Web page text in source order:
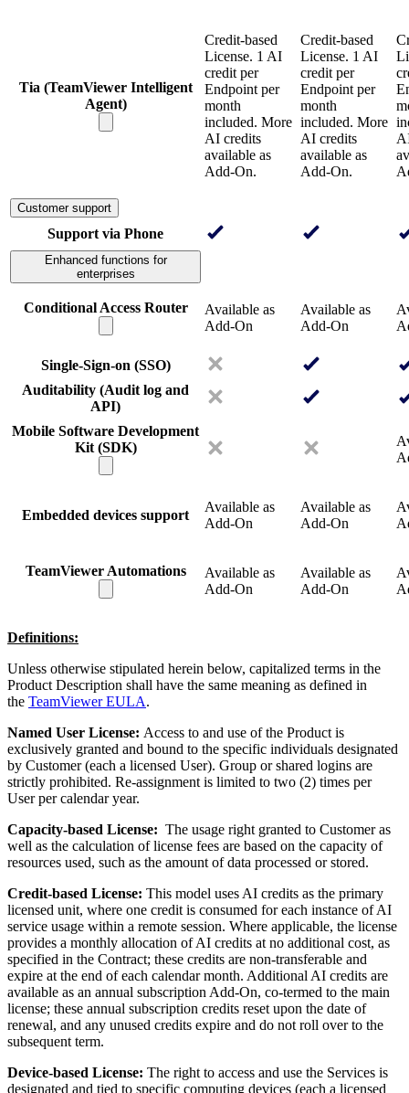
Tia (TeamViewer Intelligent
Agent)
Credit-based
License. 1 AI
credit per
Endpoint per
month
included. More
AI credits
available as
Add-On.
Credit-based
License. 1 AI
credit per
Endpoint per
month
included. More
AI credits
available as
Add-On.
Customer support
Support via Phone
Enhanced functions for
enterprises
Conditional Access Router
Available as
Add-On
Available as
Add-On
Single-Sign-on (SSO)
Auditability (Audit log and
API)
Mobile Software Development
Kit (SDK)
Embedded devices support
Available as
Add-On
Available as
Add-On
TeamViewer Automations
Available as
Add-On
Available as
Add-On
Definitions:
Unless otherwise stipulated herein below, capitalized terms in the
Product Description shall have the same meaning as defined in
the TeamViewer EULA.
Named User License: Access to and use of the Product is
exclusively granted and bound to the specific individuals designated
by Customer (each a licensed User). Group or shared logins are
strictly prohibited. Re-assignment is limited to two (2) times per
User per calendar year.
Capacity-based License: The usage right granted to Customer as
well as the calculation of license fees are based on the capacity of
resources used, such as the amount of data processed or stored.
Credit-based License: This model uses AI credits as the primary
licensed unit, where one credit is consumed for each instance of AI
service usage within a remote session. Where applicable, the license
provides a monthly allocation of AI credits at no additional cost, as
specified in the Contract; these credits are non-transferable and
expire at the end of each calendar month. Additional AI credits are
available as an annual subscription Add-On, co-termed to the main
license; these annual subscription credits reset upon the date of
renewal, and any unused credits expire and do not roll over to the
subsequent term.
Device-based License: The right to access and use the Services is
designated and tied to specific computing devices (each a licensed